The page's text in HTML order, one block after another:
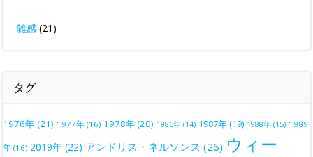
雑感 (21)
タグ
1976年 (21) 1977年 (16) 1978年(20) 1986年 (14) 1987年(19) 1988年 (15) 1989
年 (16) 2019年 (22) アンドリス・ネルソンス (26) ウィー